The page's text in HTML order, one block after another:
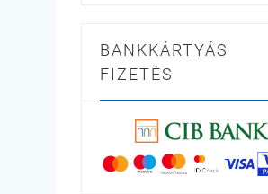
BANKKÁRTYÁS
FIZETÉS